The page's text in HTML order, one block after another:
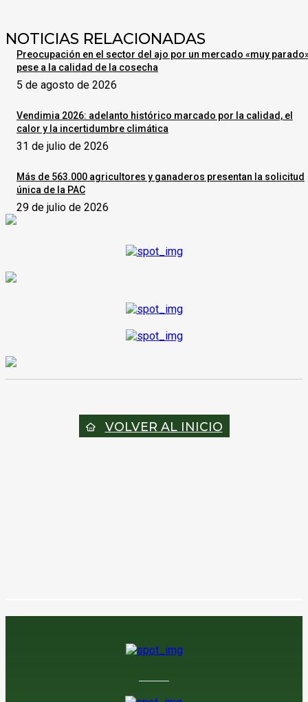
NOTICIAS RELACIONADAS
Preocupación en el sector del ajo por un mercado «muy
pese a la calidad de la cosecha
5 de agosto de 2026
Vendimia 2026: adelanto histórico marcado por la calidad, el
calor y la incertidumbre climática
31 de julio de 2026
Más de 563.000 agricultores y ganaderos presentan la solicitud
única de la PAC
29 de julio de 2026
VOLVER AL INICIO